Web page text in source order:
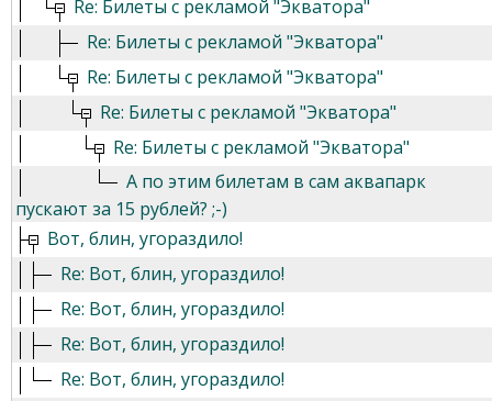
Re: Билеты с рекламой "Экватора"
Re: Билеты с рекламой "Экватора"
Re: Билеты с рекламой "Экватора"
Re: Билеты с рекламой "Экватора"
Re: Билеты с рекламой "Экватора"
А по этим билетам в сам аквапарк
пускают за 15 рублей? ;-)
Вот, блин, угораздило!
Re: Вот, блин, угораздило!
Re: Вот, блин, угораздило!
Re: Вот, блин, угораздило!
Re: Вот, блин, угораздило!